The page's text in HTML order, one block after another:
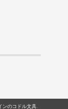
ンのコドル文具.